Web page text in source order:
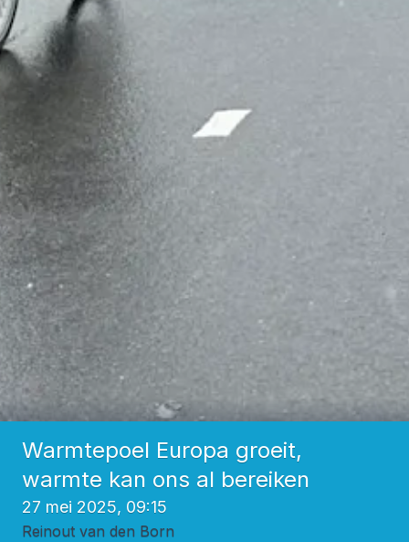
Warmtepoel Europa groeit,
warmte kan ons al bereiken
27 mei 2025, 09:15
Reinout van den Born